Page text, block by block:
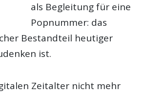
als Begleitung für eine
Popnummer: das
Bestandteil heutiger
ist.
Zeitalter nicht mehr